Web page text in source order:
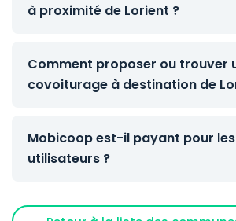
à proximité de Lorient ?
Comment proposer ou trouver
covoiturage à destination de
Mobicoop est-il payant pour les
utilisateurs ?